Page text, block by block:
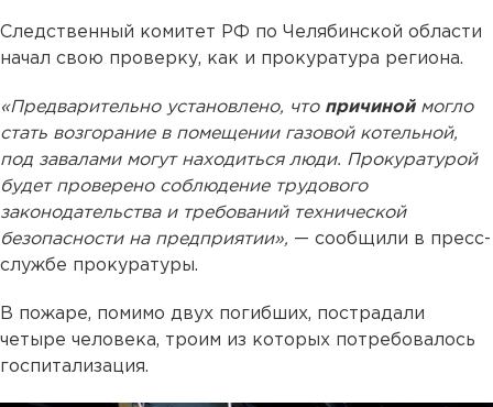
Следственный комитет РФ по Челябинской области
начал свою проверку, как и прокуратура региона.
«Предварительно установлено, что причиной могло
стать возгорание в помещении газовой котельной,
под завалами могут находиться люди. Прокуратурой
будет проверено соблюдение трудового
законодательства и требований технической
безопасности на предприятии», — сообщили в пресс-
службе прокуратуры.
В пожаре, помимо двух погибших, пострадали
четыре человека, троим из которых потребовалось
госпитализация.